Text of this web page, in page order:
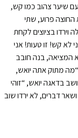
עם שיער צהוב כמו קש,
פרוע, שתי
וירדו בציוצים לקחת
לא קש! זו טעות! אני
המציאה, בנה חובב
מתוק אתה יואש,
בדאגה יואש, “זוהי
דברים, לא ירדו שוב